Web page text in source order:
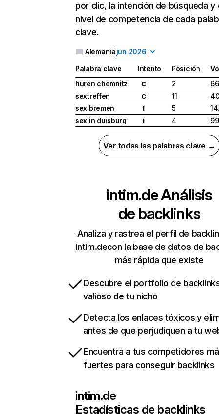
por clic, la intención de búsqueda y
nivel de competencia de cada
clave.
Alemaniajun 2026
Palabra clave Intento Posición
huren chemnitz
C 2
sextreffen
C 11
sex bremen
I 5
sex in duisburg
I 4
Ver todas las palabras clave →
intim.deAnálisis
de backlinks
Analiza y rastrea el perfil de
intim.decon la base de datos de
más rápida que existe
Descubre el portfolio de
valioso de tu nicho
Detecta los enlaces tóxicos y
antes de que perjudiquen a tu
Encuentra a tus competidores
fuertes para conseguir backlinks
intim.de
Estadísticas de backlinks